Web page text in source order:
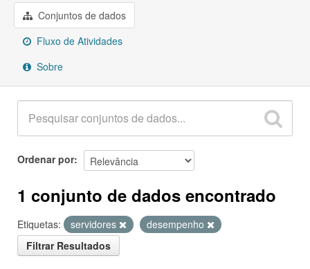
Grupos
Sobre
Conjuntos de dados
Fluxo de Atividades
Sobre
Ordenar por
1 conjunto de dados encontrado
Etiquetas: servidores
desempenho
Filtrar Resultados